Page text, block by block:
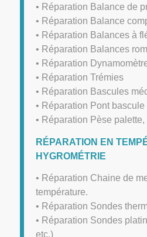
• Réparation Balance de
• Réparation Balance
• Réparation Balances à
• Réparation Balances
• Réparation
• Réparation Trémies
• Réparation Bascules
• Réparation Pont bascule
• Réparation Pèse palette,
RÉPARATION EN
HYGROMÉTRIE
• Réparation Chaine de
température.
• Réparation Sondes
• Réparation Sondes
etc.)